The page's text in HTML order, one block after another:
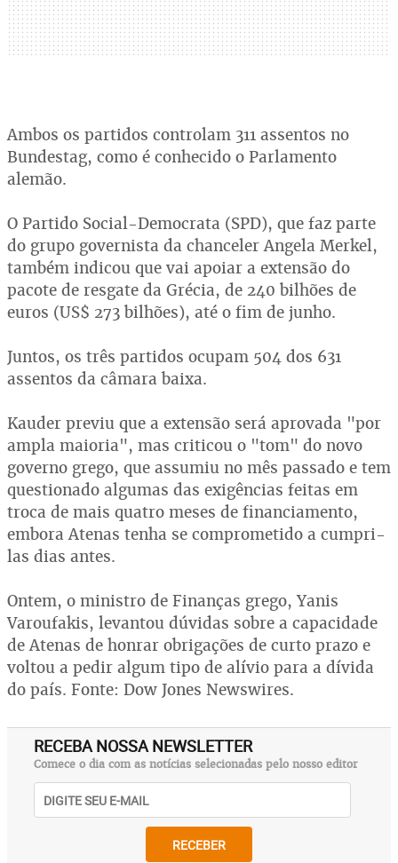
Ambos os partidos controlam 311 assentos no
Bundestag, como é conhecido o Parlamento
alemão.
O Partido Social-Democrata (SPD), que faz parte
do grupo governista da chanceler Angela Merkel,
também indicou que vai apoiar a extensão do
pacote de resgate da Grécia, de 240 bilhões de
euros (US$ 273 bilhões), até o fim de junho.
Juntos, os três partidos ocupam 504 dos 631
assentos da câmara baixa.
Kauder previu que a extensão será aprovada "por
ampla maioria", mas criticou o "tom" do novo
governo grego, que assumiu no mês passado e tem
questionado algumas das exigências feitas em
troca de mais quatro meses de financiamento,
embora Atenas tenha se comprometido a cumpri-
las dias antes.
Ontem, o ministro de Finanças grego, Yanis
Varoufakis, levantou dúvidas sobre a capacidade
de Atenas de honrar obrigações de curto prazo e
voltou a pedir algum tipo de alívio para a dívida
do país. Fonte: Dow Jones Newswires.
RECEBA NOSSA NEWSLETTER
Comece o dia com as notícias selecionadas pelo nosso editor
RECEBER